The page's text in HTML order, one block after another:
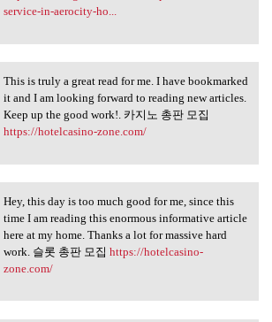
service-in-aerocity-ho...
is truly a great read
This is truly a great read for me. I have bookmarked
it and I am looking forward to reading new articles.
Keep up the good work!. 카지노 총판 모집
https://hotelcasino-zone.com/
this day is too much
Hey, this day is too much good for me, since this
time I am reading this enormous informative article
here at my home. Thanks a lot for massive hard
work. 슬롯 총판 모집 https://hotelcasino-
zone.com/